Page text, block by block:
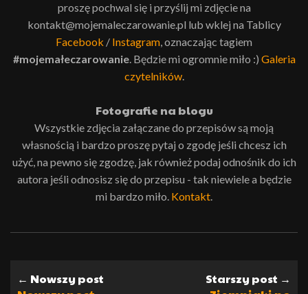
proszę pochwal się i przyślij mi zdjęcie na
kontakt@mojemaleczarowanie.pl lub wklej na Tablicy
Facebook / Instagram, oznaczając tagiem
#mojemałeczarowanie. Będzie mi ogromnie miło :) Galeria
czytelników.
Fotografie na blogu
Wszystkie zdjęcia załączane do przepisów są moją
własnością i bardzo proszę pytaj o zgodę jeśli chcesz ich
użyć, na pewno się zgodzę, jak również podaj odnośnik do ich
autora jeśli odnosisz się do przepisu - tak niewiele a będzie
mi bardzo miło. Kontakt.
← Nowszy post Starszy post →